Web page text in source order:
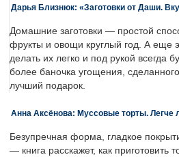
Дарья Близнюк: «Заготовки от Даши.
Домашние заготовки — простой
фрукты и овощи круглый год. А еще
делать их легко и под рукой всегда
более баночка угощения,
лучший подарок.
Анна Аксёнова: Муссовые торты. Легче
Безупречная форма, гладкое
— книга расскажет, как приготовить